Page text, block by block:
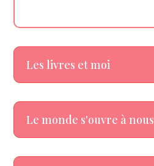
Les livres et moi
Le monde s'ouvre à nous